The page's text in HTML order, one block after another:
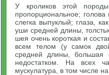
У кроликов этой породы
пропорциональное;
слегка выпуклый; глаза,
уши средней длины,
шея очень короткая и
всем телом (у самок
средней длины, большая
недостатком. На всех
мускулатура, в том числе